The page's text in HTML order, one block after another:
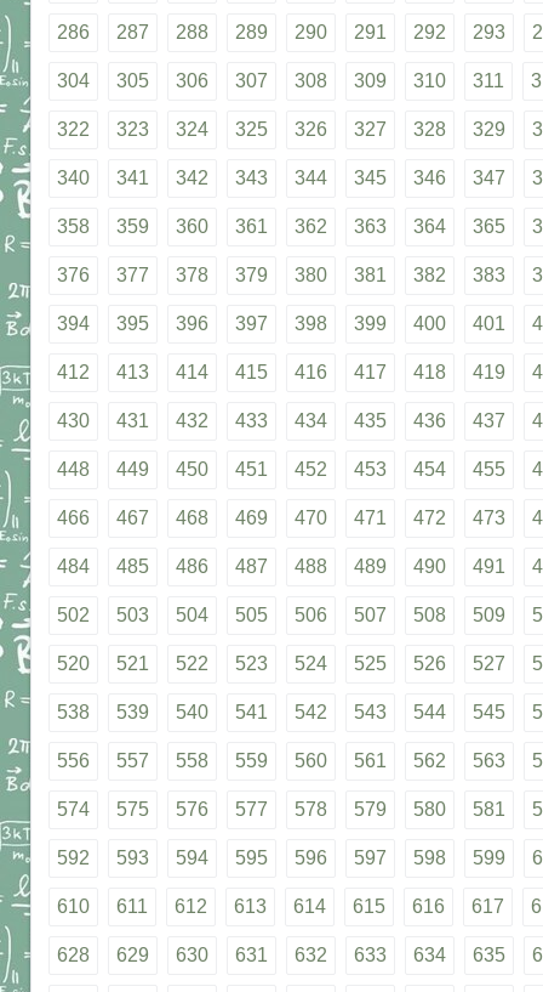
286 287 288 289 290 291 292 293
304 305 306 307 308 309 310 311
322 323 324 325 326 327 328 329
340 341 342 343 344 345 346 347
358 359 360 361 362 363 364 365
376 377 378 379 380 381 382 383
394 395 396 397 398 399 400 401
412 413 414 415 416 417 418 419
430 431 432 433 434 435 436 437
448 449 450 451 452 453 454 455
466 467 468 469 470 471 472 473
484 485 486 487 488 489 490 491
502 503 504 505 506 507 508 509
520 521 522 523 524 525 526 527
538 539 540 541 542 543 544 545
556 557 558 559 560 561 562 563
574 575 576 577 578 579 580 581
592 593 594 595 596 597 598 599
610 611 612 613 614 615 616 617
628 629 630 631 632 633 634 635